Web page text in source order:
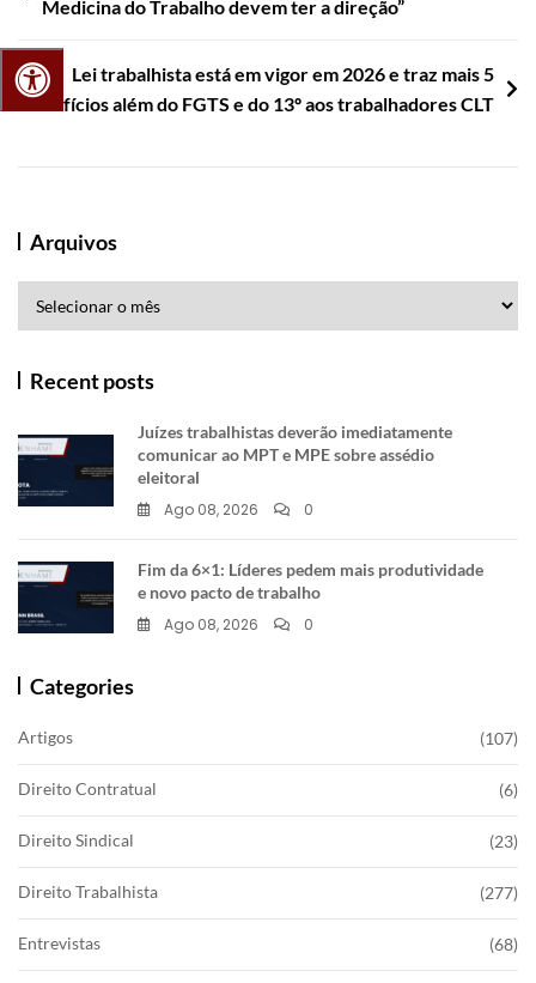
de
Post
Medicina do Trabalho devem ter a direção”
Lei trabalhista está em vigor em 2026 e traz mais 5
benefícios além do FGTS e do 13º aos trabalhadores CLT
Arquivos
Recent posts
Juízes trabalhistas deverão imediatamente
comunicar ao MPT e MPE sobre assédio
eleitoral
Ago 08, 2026
0
Fim da 6×1: Líderes pedem mais produtividade
e novo pacto de trabalho
Ago 08, 2026
0
Categories
Artigos (107)
Direito Contratual (6)
Direito Sindical (23)
Direito Trabalhista (277)
Entrevistas (68)